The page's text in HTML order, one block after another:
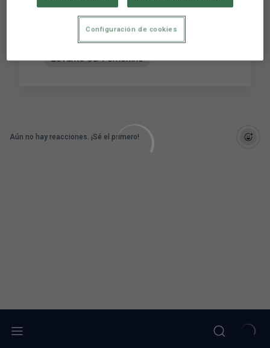
fundado en 1909 en la ciudad de Valencia.
SÍGUENOS para estar pendiente de ...
Levante UD Femenino
Aún no hay reacciones. ¡Sé el primero!
Configuración de cookies